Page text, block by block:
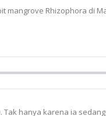
Tak hanya karena ia